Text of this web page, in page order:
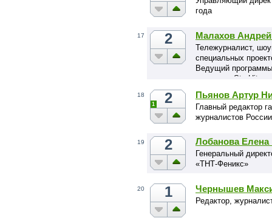
года
17 2 Малахов
Тележурналист,
специальных
Ведущий
журнала «StarHit».
18 2
1
Пьянов Артур
Главный редактор
журналистов
19 2 Лобанова Елена
Генеральный
«ТНТ-Феникс»
20 1 Чернышев
Редактор,